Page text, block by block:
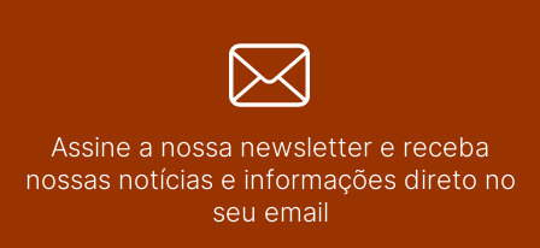
Assine a nossa newsletter e receba
nossas notícias e informações direto no
seu email